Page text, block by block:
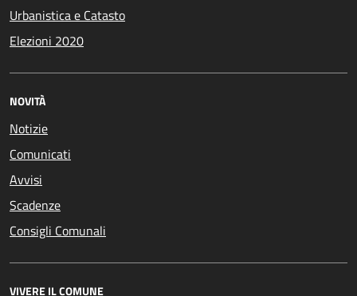
Urbanistica e Catasto
Elezioni 2020
NOVITÀ
Notizie
Comunicati
Avvisi
Scadenze
Consigli Comunali
VIVERE IL COMUNE